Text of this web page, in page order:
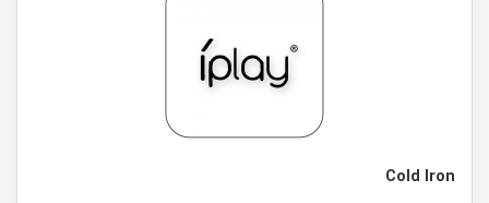
Cold Iron